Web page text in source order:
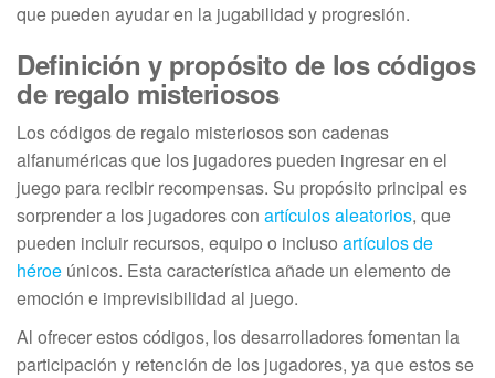
que pueden ayudar en la jugabilidad y progresión.
Definición y propósito de los códigos
de regalo misteriosos
Los códigos de regalo misteriosos son cadenas
alfanuméricas que los jugadores pueden ingresar en el
juego para recibir recompensas. Su propósito principal es
sorprender a los jugadores con artículos aleatorios, que
pueden incluir recursos, equipo o incluso artículos de
héroe únicos. Esta característica añade un elemento de
emoción e imprevisibilidad al juego.
Al ofrecer estos códigos, los desarrolladores fomentan la
participación y retención de los jugadores, ya que estos se